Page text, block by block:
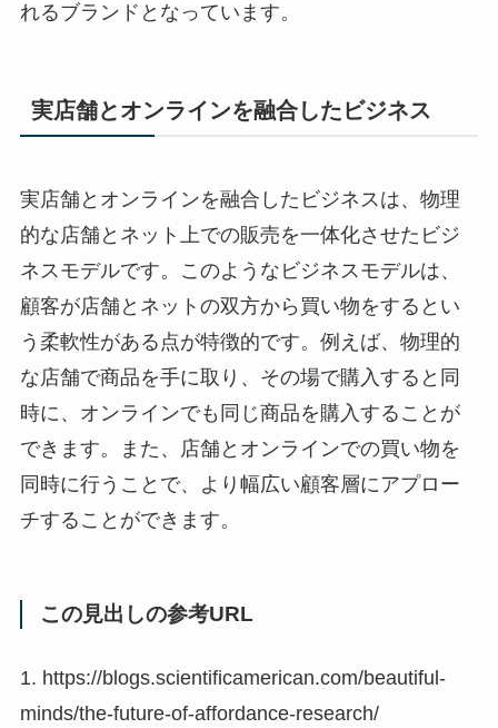
れるブランドとなっています。
実店舗とオンラインを融合したビジネス
実店舗とオンラインを融合したビジネスは、物理
的な店舗とネット上での販売を一体化させたビジ
ネスモデルです。このようなビジネスモデルは、
顧客が店舗とネットの双方から買い物をするとい
う柔軟性がある点が特徴的です。例えば、物理的
な店舗で商品を手に取り、その場で購入すると同
時に、オンラインでも同じ商品を購入することが
できます。また、店舗とオンラインでの買い物を
同時に行うことで、より幅広い顧客層にアプロー
チすることができます。
この見出しの参考URL
1. https://blogs.scientificamerican.com/beautiful-
minds/the-future-of-affordance-research/